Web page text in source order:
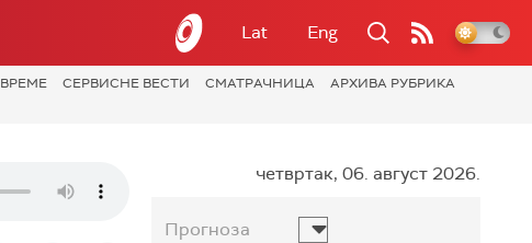
Lat Eng
ВРЕМЕ СЕРВИСНЕ ВЕСТИ СМАТРАЧНИЦА
АРХИВА РУБРИКА
четвртак, 06. август 2026.
Прогноза